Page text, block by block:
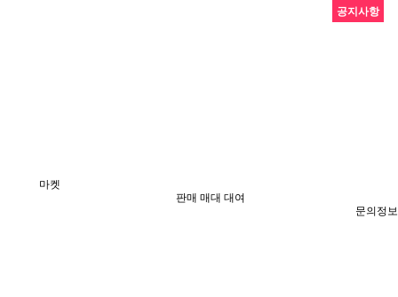
마켓
판매 매대 대여
문의정보
공지사항